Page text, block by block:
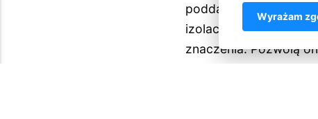
poddaszu – takich jak
izolacyjności
znaczenia. Pozwolą
Wyrażam